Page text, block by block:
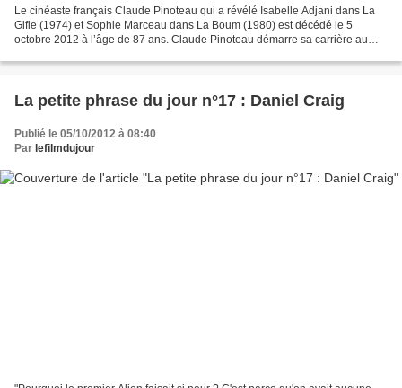
Le cinéaste français Claude Pinoteau qui a révélé Isabelle Adjani dans La
Gifle (1974) et Sophie Marceau dans La Boum (1980) est décédé le 5
octobre 2012 à l’âge de 87 ans. Claude Pinoteau démarre sa carrière au
La petite phrase du jour n°17 : Daniel Craig
Publié le 05/10/2012 à 08:40
Par lefilmdujour